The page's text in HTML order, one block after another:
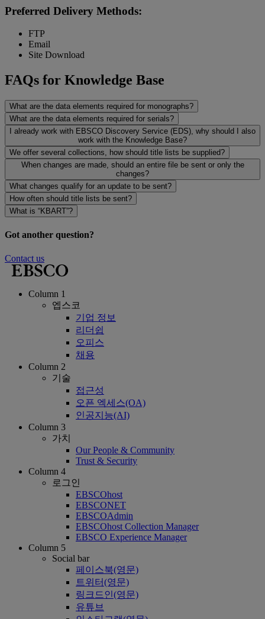
Preferred Delivery Methods:
FTP
Email
Site Download
FAQs for Knowledge Base
What are the data elements required for monographs?
What are the data elements required for serials?
I already work with EBSCO Discovery Service (EDS), why should I also
work with the Knowledge Base?
We offer several collections, how should title lists be supplied?
When changes are made, should an entire file be sent or only the
changes?
What changes qualify for an update to be sent?
How often should title lists be sent?
What is “KBART”?
Got another question?
Contact us
Column 1
엡스코
기업 정보
리더쉽
오피스
채용
Column 2
기술
접근성
오픈 엑세스(OA)
인공지능(AI)
Column 3
가치
Our People & Community
Trust & Security
Column 4
로그인
EBSCOhost
EBSCONET
EBSCOAdmin
EBSCOhost Collection Manager
EBSCO Experience Manager
Column 5
Social bar
페이스북(영문)
트위터(영문)
링크드인(영문)
유튜브